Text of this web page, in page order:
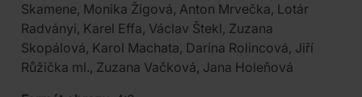
Skamene, Monika Žigová, Anton Mrvečka, Lotár
Radványi, Karel Effa, Václav Štekl, Zuzana
Skopálová, Karol Machata, Darina Rolincová, Jiří
Růžička ml., Zuzana Vačková, Jana Holeňová